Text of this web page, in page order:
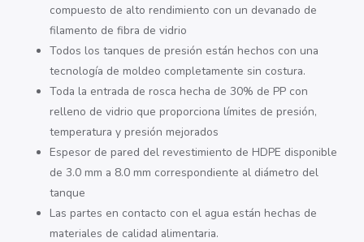
compuesto de alto rendimiento con un devanado de
filamento de fibra de vidrio
Todos los tanques de presión están hechos con una
tecnología de moldeo completamente sin costura.
Toda la entrada de rosca hecha de 30% de PP con
relleno de vidrio que proporciona límites de presión,
temperatura y presión mejorados
Espesor de pared del revestimiento de HDPE disponible
de 3.0 mm a 8.0 mm correspondiente al diámetro del
tanque
Las partes en contacto con el agua están hechas de
materiales de calidad alimentaria.